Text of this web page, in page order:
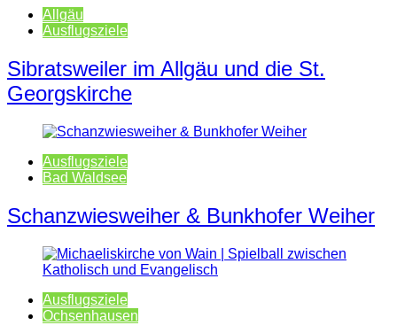
Allgäu
Ausflugsziele
Sibratsweiler im Allgäu und die St.
Georgskirche
Ausflugsziele
Bad Waldsee
Schanzwiesweiher & Bunkhofer Weiher
Ausflugsziele
Ochsenhausen